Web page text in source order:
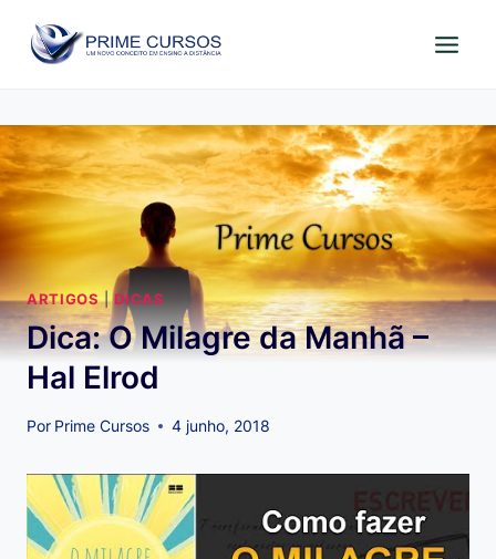
para
ARTIGOS|DICAS
Dica: O Milagre da Manhã –
Hal Elrod
Por Prime Cursos 4 junho, 2018